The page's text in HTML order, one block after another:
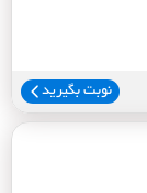
نوبت بگیرید